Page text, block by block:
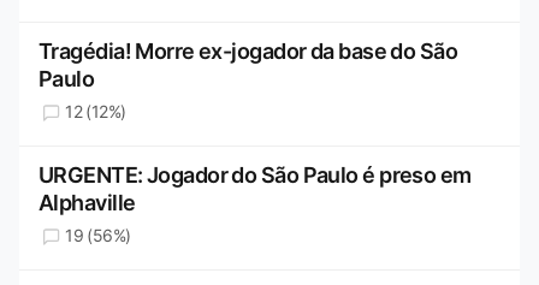
Tragédia! Morre ex-jogador da base do São
Paulo
12 (12%)
URGENTE: Jogador do São Paulo é preso em
Alphaville
19 (56%)